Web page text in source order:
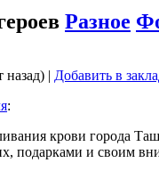
Разное
назад) | Добавить в
:
крови города
подарками и своим